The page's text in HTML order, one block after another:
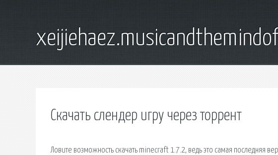
Скачать слендер игру через торрент
Ловите возможность скачать minecraft 1.7.2, ведь это самая последняя